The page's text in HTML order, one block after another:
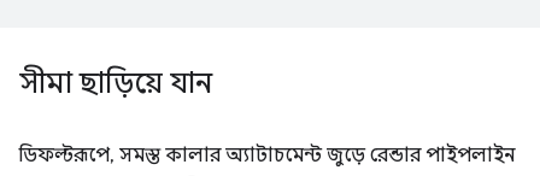
সীমা ছাড়িয়ে যান
ডিফল্টরূপে, সমস্ত কালার অ্যাটাচমেন্ট জুড়ে রেন্ডার পাইপলাইন